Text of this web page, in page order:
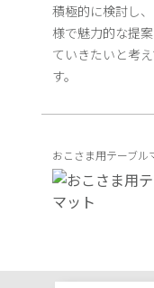
積極的に検討し
様で魅力的な提
ていきたいと考
す。
おこさま用テーブル